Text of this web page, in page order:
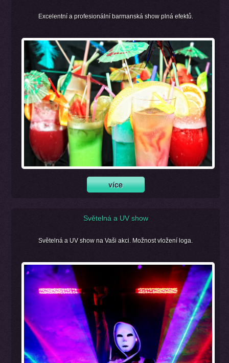
Excelentní a profesionální barmanská show plná efektů.
Světelná a UV show
Světelná a UV show na Vaši akci. Možnost vložení loga.